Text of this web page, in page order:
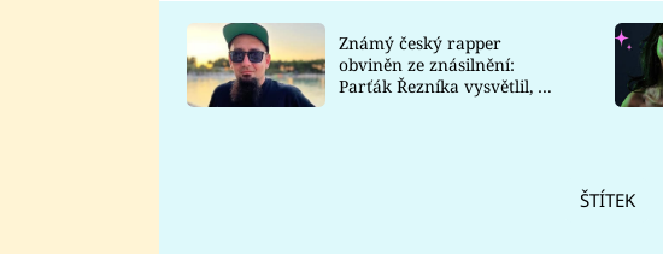
Známý český rapper
obviněn ze znásilnění:
Parťák Řezníka vysvětlil, co
ŠTÍTEK